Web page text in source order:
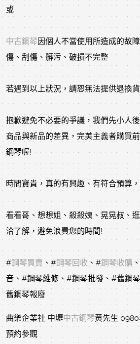
或
中古鋼琴因個人不當使用所造成的故
傷、刮傷、髒污、破損不完整
若遇到以上狀況，請恕無法提供退換
抱歉避免不必要的爭議，我們先小人
商品與新品的差異，完美主義者購買
鋼琴喔!
時間寶貴，真的有興趣、有符合預算
看看哥、想想姐、殺殺姨、晃晃叔、
洽了解，避免浪費您的時間!
#鋼琴買賣 、#鋼琴回收、#鋼琴收購
音、#鋼琴維修、#鋼琴批發、#舊鋼
舊鋼琴報廢
曲樂企業社 中壢中古鋼琴黃先生
預約參觀